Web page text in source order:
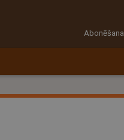
Abonēšana